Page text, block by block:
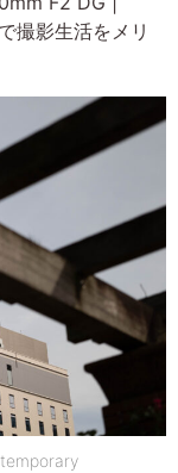
撮影生活をメリ